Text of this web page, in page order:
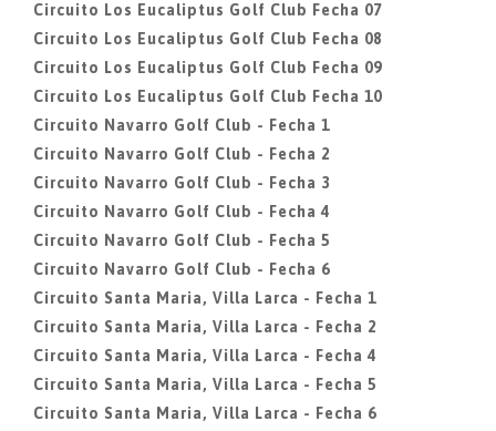
Circuito Los Eucaliptus Golf Club Fecha 07
Circuito Los Eucaliptus Golf Club Fecha 08
Circuito Los Eucaliptus Golf Club Fecha 09
Circuito Los Eucaliptus Golf Club Fecha 10
Circuito Navarro Golf Club - Fecha 1
Circuito Navarro Golf Club - Fecha 2
Circuito Navarro Golf Club - Fecha 3
Circuito Navarro Golf Club - Fecha 4
Circuito Navarro Golf Club - Fecha 5
Circuito Navarro Golf Club - Fecha 6
Circuito Santa Maria, Villa Larca - Fecha 1
Circuito Santa Maria, Villa Larca - Fecha 2
Circuito Santa Maria, Villa Larca - Fecha 4
Circuito Santa Maria, Villa Larca - Fecha 5
Circuito Santa Maria, Villa Larca - Fecha 6